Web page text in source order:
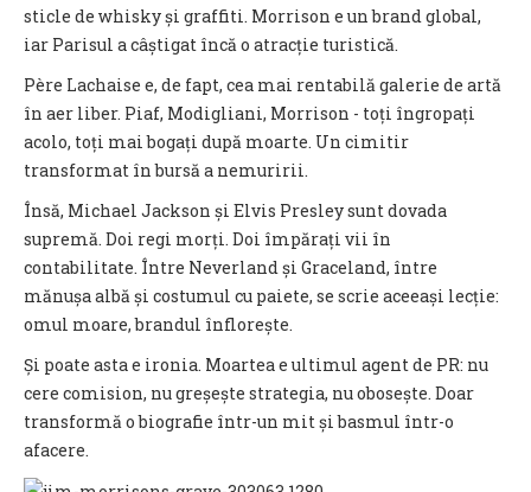
sticle de whisky și graffiti. Morrison e un brand global,
iar Parisul a câștigat încă o atracție turistică.
Père Lachaise e, de fapt, cea mai rentabilă galerie de artă
în aer liber. Piaf, Modigliani, Morrison - toți îngropați
acolo, toți mai bogați după moarte. Un cimitir
transformat în bursă a nemuririi.
Însă, Michael Jackson și Elvis Presley sunt dovada
supremă. Doi regi morți. Doi împărați vii în
contabilitate. Între Neverland și Graceland, între
mănușa albă și costumul cu paiete, se scrie aceeași lecție:
omul moare, brandul înflorește.
Și poate asta e ironia. Moartea e ultimul agent de PR: nu
cere comision, nu greșește strategia, nu obosește. Doar
transformă o biografie într-un mit și basmul într-o
afacere.